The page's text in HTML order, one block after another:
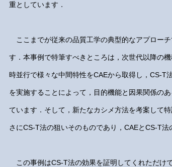
重としています．
ここまでが従来の品質工学の典型的なアプロー
す．本事例で特筆すべきところは，次世代以降の
時並行で様々な中間特性をCAEから取得し，CS-T
を実施することによって，目的機能と因果関係の
ています．そして，新たなカシメ方法を考案して
さにCS-T法の狙いそのものであり，CAEとCS-T
この事例はCS-T法の効果を証明してくれただけ